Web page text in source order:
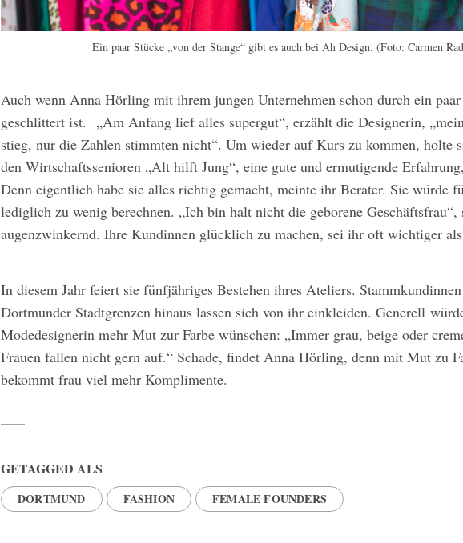
Ein paar Stücke „von der Stange“ gibt es auch bei Ah Design. (Foto: Carmen
Auch wenn Anna Hörling mit ihrem jungen Unternehmen schon durch ein
geschlittert ist. „Am Anfang lief alles supergut“, erzählt die Designerin,
stieg, nur die Zahlen stimmten nicht“. Um wieder auf Kurs zu kommen, holte
den Wirtschaftssenioren „Alt hilft Jung“, eine gute und ermutigende
Denn eigentlich habe sie alles richtig gemacht, meinte ihr Berater. Sie würde
lediglich zu wenig berechnen. „Ich bin halt nicht die geborene
augenzwinkernd. Ihre Kundinnen glücklich zu machen, sei ihr oft wichtiger
In diesem Jahr feiert sie fünfjähriges Bestehen ihres Ateliers.
Dortmunder Stadtgrenzen hinaus lassen sich von ihr einkleiden. Generell
Modedesignerin mehr Mut zur Farbe wünschen: „Immer grau, beige oder
Frauen fallen nicht gern auf.“ Schade, findet Anna Hörling, denn mit Mut zu
bekommt frau viel mehr Komplimente.
GETAGGED ALS
DORTMUND FASHION FEMALE FOUNDERS